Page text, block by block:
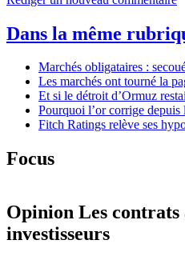
Dans la même
Marchés obligataires :
Les marchés ont tourné la
Et si le détroit d’Ormuz
Pourquoi l’or corrige depuis
Fitch Ratings relève ses
Focus
Opinion Les contrats
investisseurs